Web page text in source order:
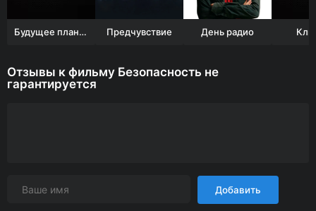
Будущее планеты: Жизнь после людей Предчувствие День радио
Отзывы к фильму Безопасность не
гарантируется
Добавить